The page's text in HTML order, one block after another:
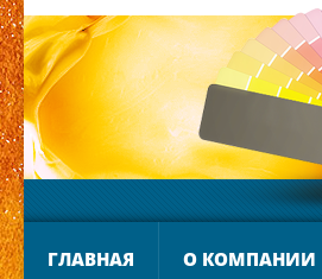
ГЛАВНАЯ О КОМПАНИИ